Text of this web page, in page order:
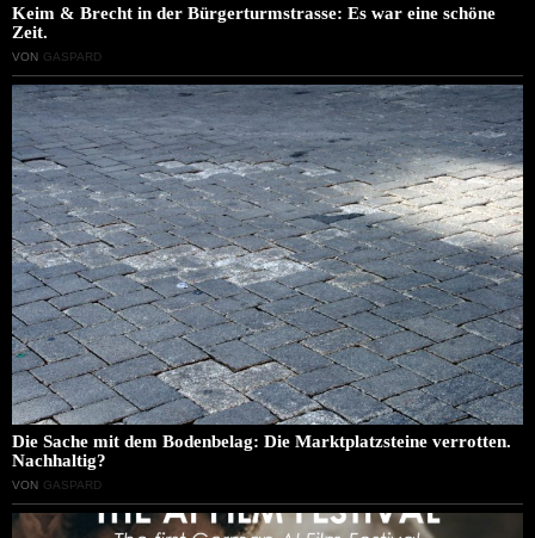
Keim & Brecht in der Bürgerturmstrasse: Es war eine schöne
Zeit.
VON GASPARD
Die Sache mit dem Bodenbelag: Die Marktplatzsteine verrotten.
Nachhaltig?
VON GASPARD